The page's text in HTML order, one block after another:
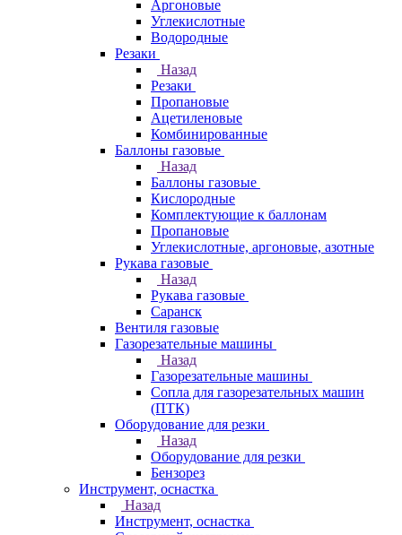
Аргоновые
Углекислотные
Водородные
Резаки
Назад
Резаки
Пропановые
Ацетиленовые
Комбинированные
Баллоны газовые
Назад
Баллоны газовые
Кислородные
Комплектующие к баллонам
Пропановые
Углекислотные, аргоновые, азотные
Рукава газовые
Назад
Рукава газовые
Саранск
Вентиля газовые
Газорезательные машины
Назад
Газорезательные машины
Сопла для газорезательных машин
(ПТК)
Оборудование для резки
Назад
Оборудование для резки
Бензорез
Инструмент, оснастка
Назад
Инструмент, оснастка